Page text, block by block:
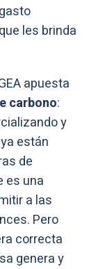
apuesta
carbono:
y
de
es una
a las
Pero
correcta
genera y